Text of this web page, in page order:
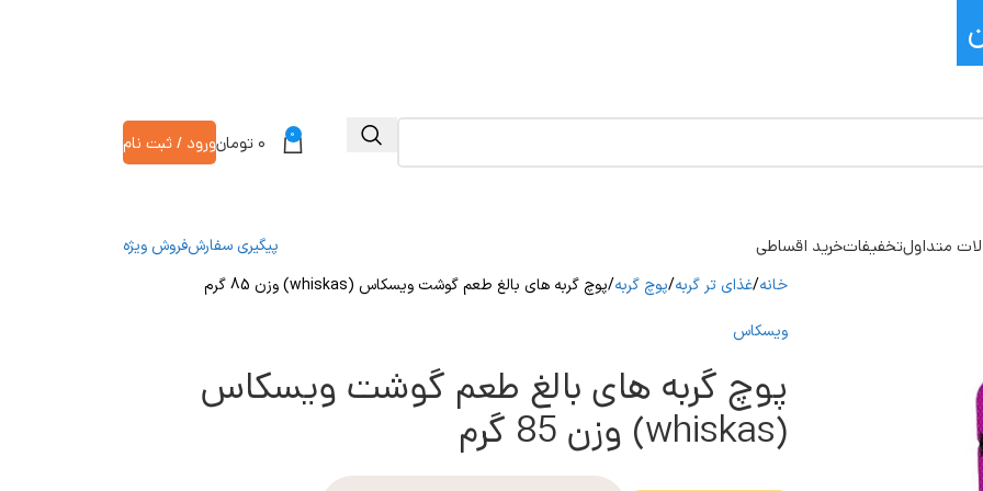
0 ۰تومانورود / ثبت نام
متداولتخفیفاتخرید اقساطی پیگیری سفارشفروش ویژه
خانه غذای تر گربه پوچ گربه پوچ گربه های بالغ طعم گوشت ویسکاس (whiskas) وزن 85 گرم
ویسکاس
پوچ گربه های بالغ طعم گوشت ویسکاس
(whiskas) وزن 85 گرم